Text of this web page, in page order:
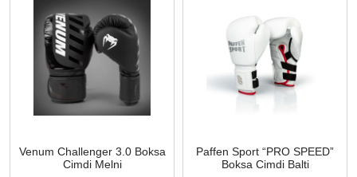
Venum Challenger 3.0 Boksa
Cimdi Melni
Paffen Sport “PRO SPEED”
Boksa Cimdi Balti